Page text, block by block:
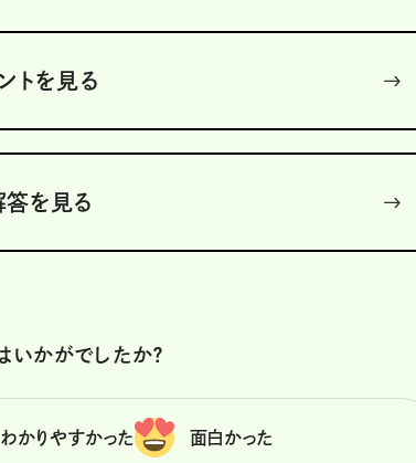
トを見る
答を見る
いかがでしたか？
わかりやすかった 面白かった